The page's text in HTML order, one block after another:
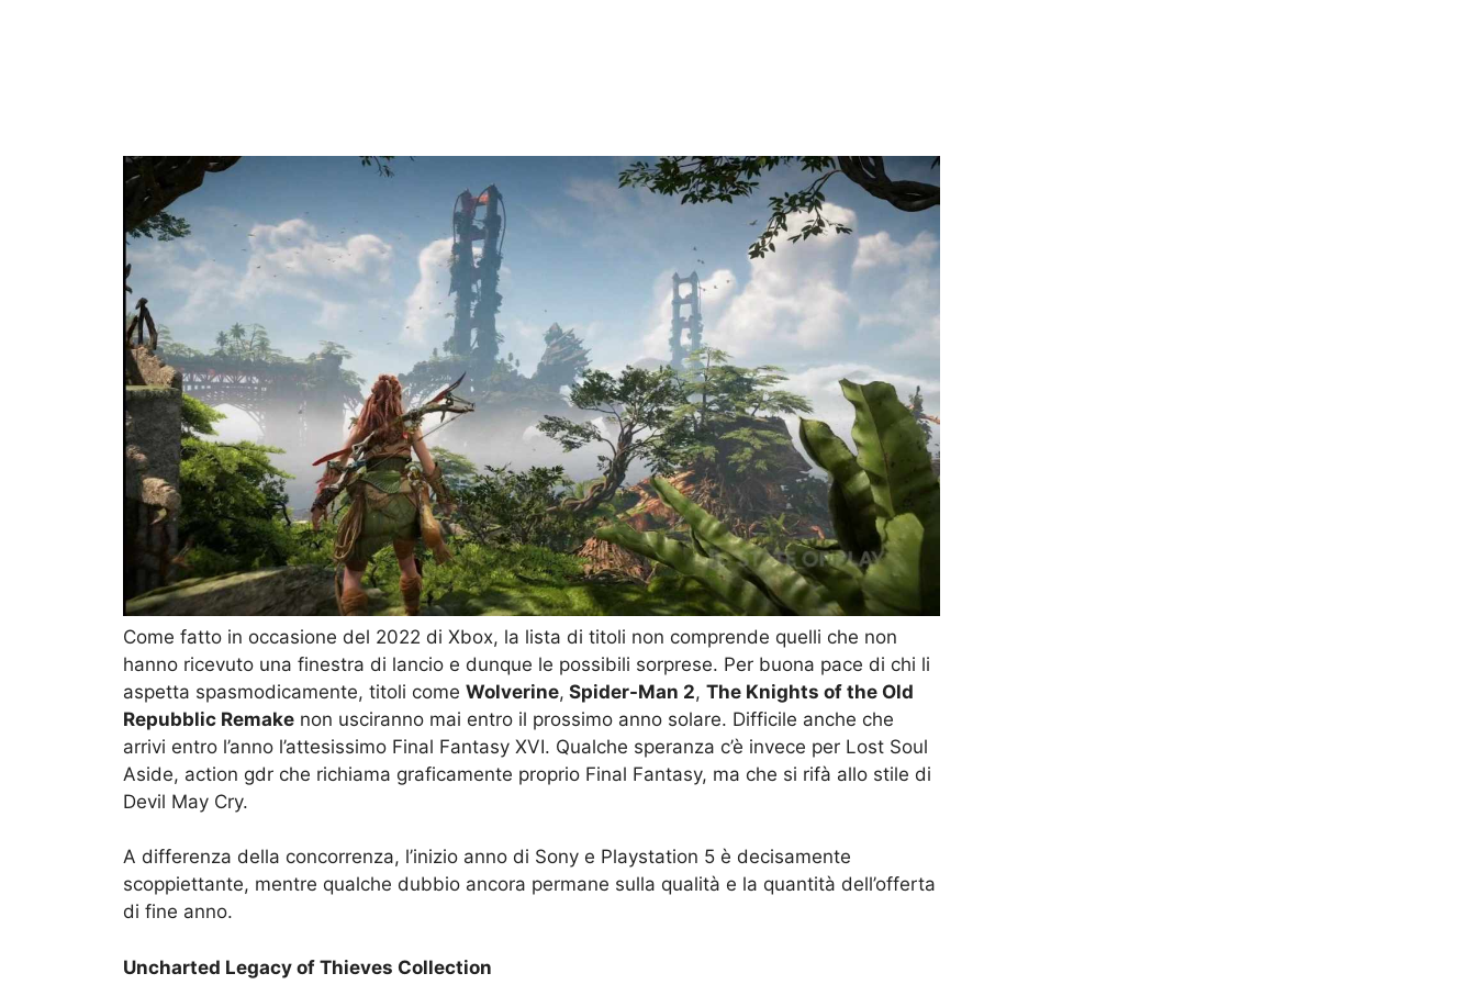
Come fatto in occasione del 2022 di Xbox, la lista di titoli non comprende quelli che non
hanno ricevuto una finestra di lancio e dunque le possibili sorprese. Per buona pace di chi li
aspetta spasmodicamente, titoli come Wolverine, Spider-Man 2, The Knights of the Old
Repubblic Remake non usciranno mai entro il prossimo anno solare. Difficile anche che
arrivi entro l’anno l’attesissimo Final Fantasy XVI. Qualche speranza c’è invece per Lost Soul
Aside, action gdr che richiama graficamente proprio Final Fantasy, ma che si rifà allo stile di
Devil May Cry.
A differenza della concorrenza, l’inizio anno di Sony e Playstation 5 è decisamente
scoppiettante, mentre qualche dubbio ancora permane sulla qualità e la quantità dell’offerta
di fine anno.
Uncharted Legacy of Thieves Collection